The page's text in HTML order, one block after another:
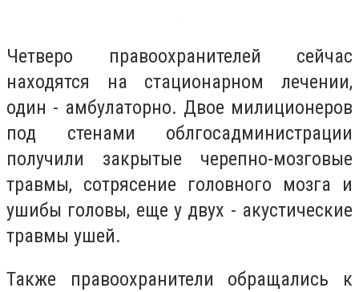
Четверо правоохранителей сейчас
находятся на стационарном лечении,
один - амбулаторно. Двое милиционеров
под стенами облгосадминистрации
получили закрытые черепно-мозговые
травмы, сотрясение головного мозга и
ушибы головы, еще у двух - акустические
травмы ушей.
Также правоохранители обращались к